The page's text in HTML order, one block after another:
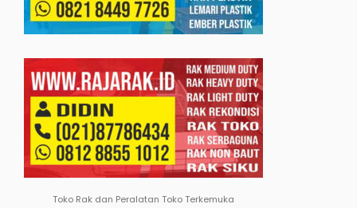
Toko Rak dan Peralatan Toko Terkemuka